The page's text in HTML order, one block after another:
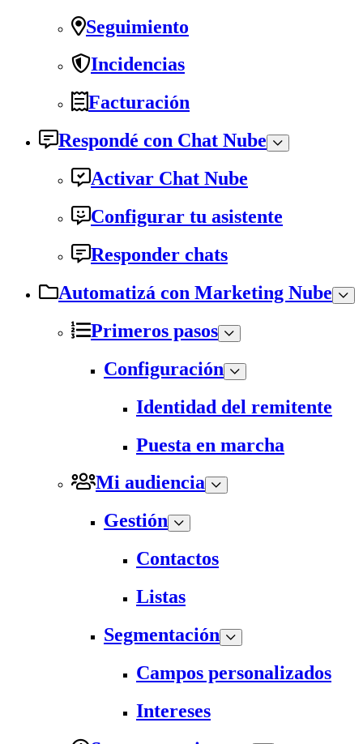
Seguimiento
Incidencias
Facturación
Respondé con Chat Nube
Activar Chat Nube
Configurar tu asistente
Responder chats
Automatizá con Marketing Nube
Primeros pasos
Configuración
Identidad del remitente
Puesta en marcha
Mi audiencia
Gestión
Contactos
Listas
Segmentación
Campos personalizados
Intereses